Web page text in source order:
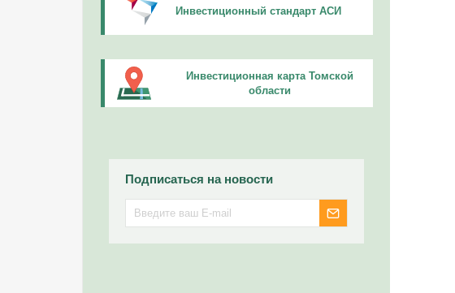
Инвестиционный стандарт АСИ
Инвестиционная карта Томской
области
Подписаться на новости